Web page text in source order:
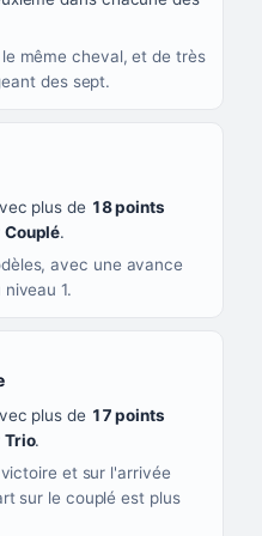
même cheval, et de très
des sept.
mauve
plus de 18 points
Couplé.
avec une avance
1.
, couleur beige
plus de 17 points
Trio.
et sur l'arrivée
sur le couplé est plus